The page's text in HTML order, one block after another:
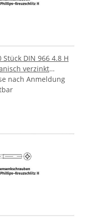
Stück DIN 966 4.8 H
verzinkt
mit
Kreuzschlitz H
nach Anmeldung